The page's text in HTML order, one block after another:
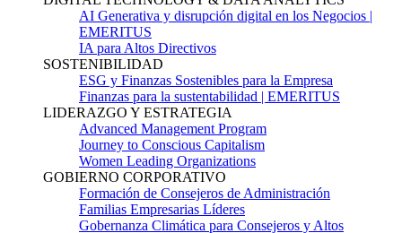
AI Generativa y disrupción digital en los Negocios |
EMERITUS
IA para Altos Directivos
SOSTENIBILIDAD
ESG y Finanzas Sostenibles para la Empresa
Finanzas para la sustentabilidad | EMERITUS
LIDERAZGO Y ESTRATEGIA
Advanced Management Program
Journey to Conscious Capitalism
Women Leading Organizations
GOBIERNO CORPORATIVO
Formación de Consejeros de Administración
Familias Empresarias Líderes
Gobernanza Climática para Consejeros y Altos